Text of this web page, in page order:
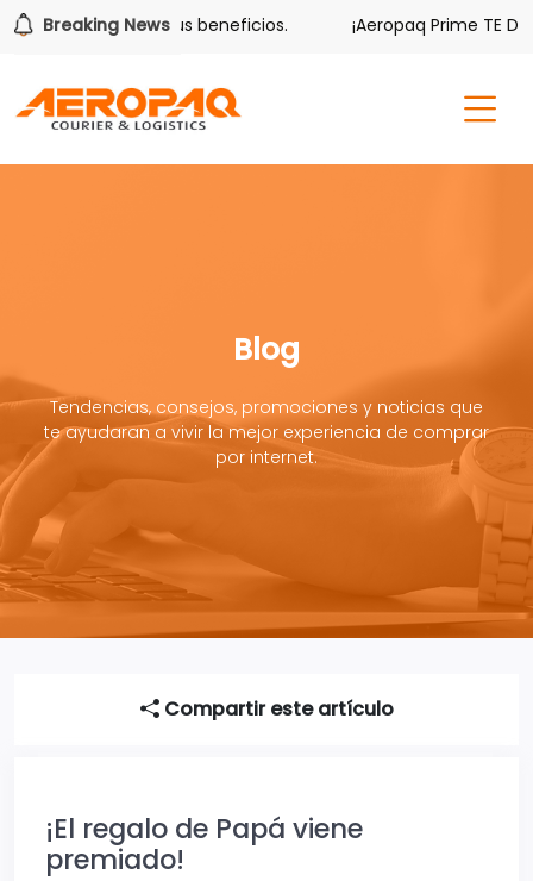
Breaking News
también tiene sus beneficios. ¡Aeropaq Prime TE DA
Blog
Tendencias, consejos, promociones y noticias que
te ayudaran a vivir la mejor experiencia de comprar
por internet.
Compartir este artículo
¡El regalo de Papá viene
premiado!